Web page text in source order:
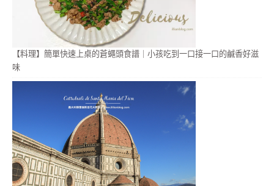
【料理】簡單快速上桌的蒼蠅頭食譜｜小孩吃到一口接一口的鹹香好滋
味